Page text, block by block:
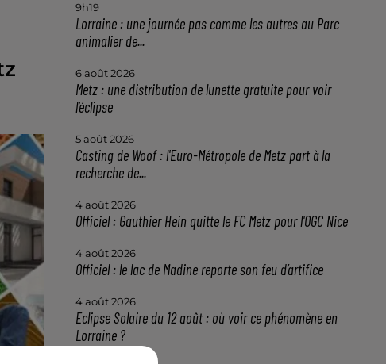
9h19
Lorraine : une journée pas comme les autres au Parc
animalier de...
6 août 2026
Metz : une distribution de lunette gratuite pour voir
l’éclipse
5 août 2026
Casting de Woof : l'Euro-Métropole de Metz part à la
recherche de...
4 août 2026
Officiel : Gauthier Hein quitte le FC Metz pour l'OGC Nice
4 août 2026
Officiel : le lac de Madine reporte son feu d’artifice
4 août 2026
Eclipse Solaire du 12 août : où voir ce phénomène en
Lorraine ?